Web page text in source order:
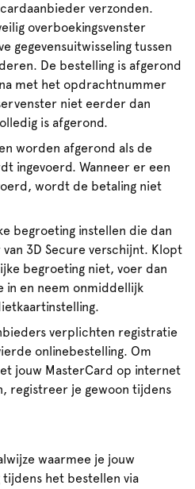
verzonden.
overboekingsvenster
gegevensuitwisseling tussen
De bestelling is afgerond
met het opdrachtnummer
niet eerder dan
is afgerond.
worden afgerond als de
ingevoerd. Wanneer er een
wordt de betaling niet
begroeting instellen die dan
3D Secure verschijnt. Klopt
begroeting niet, voer dan
in en neem onmiddellijk
verplichten registratie
onlinebestelling. Om
jouw MasterCard op internet
registreer je gewoon tijdens
waarmee je jouw
tijdens het bestellen via